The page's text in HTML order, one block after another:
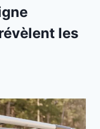
les